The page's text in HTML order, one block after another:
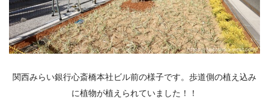
関西みらい銀行心斎橋本社ビル前の様子です。歩道側の植え込み
に植物が植えられていました！！